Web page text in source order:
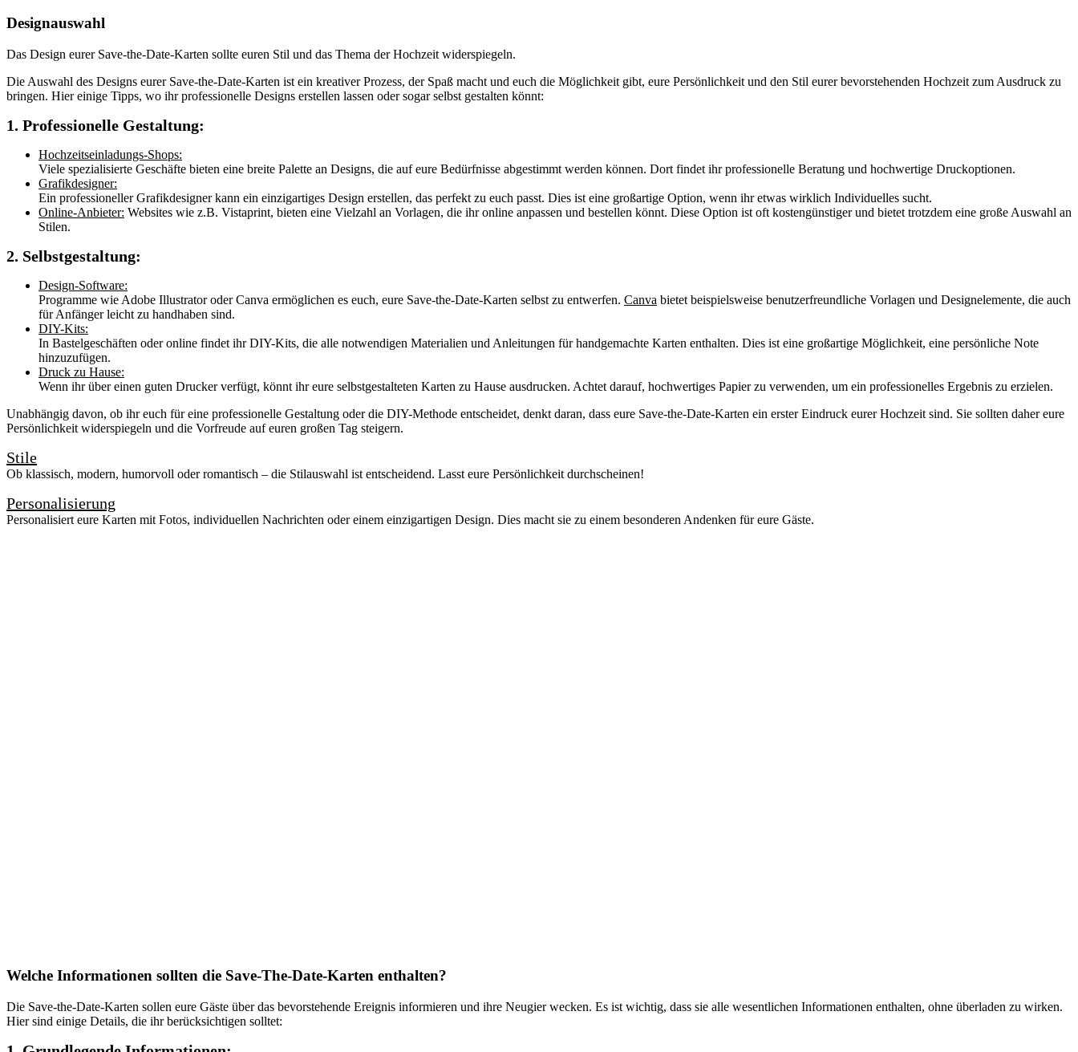
Designauswahl
Das Design eurer Save-the-Date-Karten sollte euren Stil und das Thema der Hochzeit widerspiegeln.
Die Auswahl des Designs eurer Save-the-Date-Karten ist ein kreativer Prozess, der Spaß macht und euch die Möglichkeit gibt, eure Persönlichkeit und den Stil eurer bevorstehenden Hochzeit zum Ausdruck zu
bringen. Hier einige Tipps, wo ihr professionelle Designs erstellen lassen oder sogar selbst gestalten könnt:
1. Professionelle Gestaltung:
Hochzeitseinladungs-Shops:
Viele spezialisierte Geschäfte bieten eine breite Palette an Designs, die auf eure Bedürfnisse abgestimmt werden können. Dort findet ihr professionelle Beratung und hochwertige Druckoptionen.
Grafikdesigner:
Ein professioneller Grafikdesigner kann ein einzigartiges Design erstellen, das perfekt zu euch passt. Dies ist eine großartige Option, wenn ihr etwas wirklich Individuelles sucht.
Online-Anbieter: Websites wie z.B. Vistaprint, bieten eine Vielzahl an Vorlagen, die ihr online anpassen und bestellen könnt. Diese Option ist oft kostengünstiger und bietet trotzdem eine große Auswahl an
Stilen.
2. Selbstgestaltung:
Design-Software:
Programme wie Adobe Illustrator oder Canva ermöglichen es euch, eure Save-the-Date-Karten selbst zu entwerfen. Canva bietet beispielsweise benutzerfreundliche Vorlagen und Designelemente, die auch
für Anfänger leicht zu handhaben sind.
DIY-Kits:
In Bastelgeschäften oder online findet ihr DIY-Kits, die alle notwendigen Materialien und Anleitungen für handgemachte Karten enthalten. Dies ist eine großartige Möglichkeit, eine persönliche Note
hinzuzufügen.
Druck zu Hause:
Wenn ihr über einen guten Drucker verfügt, könnt ihr eure selbstgestalteten Karten zu Hause ausdrucken. Achtet darauf, hochwertiges Papier zu verwenden, um ein professionelles Ergebnis zu erzielen.
Unabhängig davon, ob ihr euch für eine professionelle Gestaltung oder die DIY-Methode entscheidet, denkt daran, dass eure Save-the-Date-Karten ein erster Eindruck eurer Hochzeit sind. Sie sollten daher eure
Persönlichkeit widerspiegeln und die Vorfreude auf euren großen Tag steigern.
Stile
Ob klassisch, modern, humorvoll oder romantisch – die Stilauswahl ist entscheidend. Lasst eure Persönlichkeit durchscheinen!
Personalisierung
Personalisiert eure Karten mit Fotos, individuellen Nachrichten oder einem einzigartigen Design. Dies macht sie zu einem besonderen Andenken für eure Gäste.
Welche Informationen sollten die Save-The-Date-Karten enthalten?
Die Save-the-Date-Karten sollen eure Gäste über das bevorstehende Ereignis informieren und ihre Neugier wecken. Es ist wichtig, dass sie alle wesentlichen Informationen enthalten, ohne überladen zu wirken.
Hier sind einige Details, die ihr berücksichtigen solltet: